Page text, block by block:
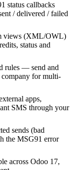
status callbacks
/ delivered / failed
views (XML/OWL)
status and
rules — send and
for multi-
apps,
SMS through your
sends (bad
the MSG91 error
across Odoo 17,